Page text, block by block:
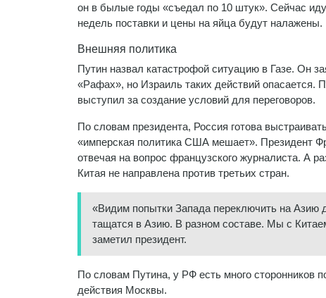
он в былые годы «съедал по 10 штук». Сейчас
недель поставки и цены на яйца будут налажены.
Внешняя политика
Путин назвал катастрофой ситуацию в Газе. Он
«Рафах», но Израиль таких действий опасается.
выступил за создание условий для переговоров.
По словам президента, Россия готова
«имперская политика США мешает». Президент
отвечая на вопрос французского журналиста. А
Китая не направлена против третьих стран.
«Видим попытки Запада переключить на Азию
тащатся в Азию. В разном составе. Мы с
заметил президент.
По словам Путина, у РФ есть много
действия Москвы.